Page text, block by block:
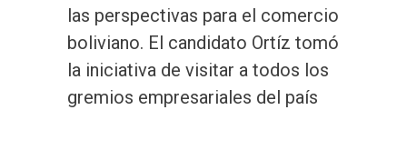
las perspectivas para el comercio
boliviano. El candidato Ortíz tomó
la iniciativa de visitar a todos los
gremios empresariales del país